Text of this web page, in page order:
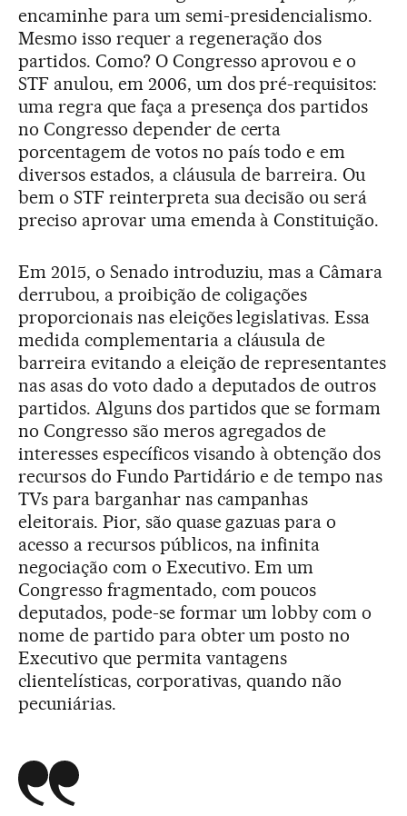
encaminhe para um semi-presidencialismo.
Mesmo isso requer a regeneração dos
partidos. Como? O Congresso aprovou e o
STF anulou, em 2006, um dos pré-requisitos:
uma regra que faça a presença dos partidos
no Congresso depender de certa
porcentagem de votos no país todo e em
diversos estados, a cláusula de barreira. Ou
bem o STF reinterpreta sua decisão ou será
preciso aprovar uma emenda à Constituição.
Em 2015, o Senado introduziu, mas a Câmara
derrubou, a proibição de coligações
proporcionais nas eleições legislativas. Essa
medida complementaria a cláusula de
barreira evitando a eleição de representantes
nas asas do voto dado a deputados de outros
partidos. Alguns dos partidos que se formam
no Congresso são meros agregados de
interesses específicos visando à obtenção dos
recursos do Fundo Partidário e de tempo nas
TVs para barganhar nas campanhas
eleitorais. Pior, são quase gazuas para o
acesso a recursos públicos, na infinita
negociação com o Executivo. Em um
Congresso fragmentado, com poucos
deputados, pode-se formar um lobby com o
nome de partido para obter um posto no
Executivo que permita vantagens
clientelísticas, corporativas, quando não
pecuniárias.